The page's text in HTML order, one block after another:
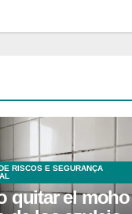
RISCOS E SEGURANÇA
quitar el moho